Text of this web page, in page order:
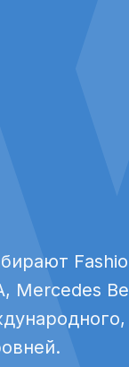
Mercedes